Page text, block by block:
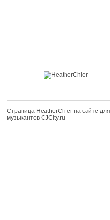
Страница HeatherChier на сайте для
музыкантов CJCity.ru.